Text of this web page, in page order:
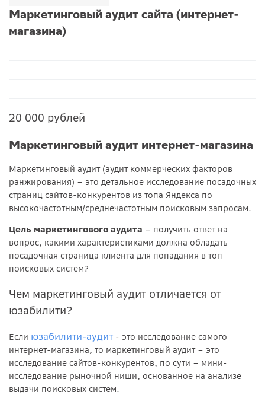
Маркетинговый аудит сайта (интернет-
магазина)
20 000 рублей
Маркетинговый аудит интернет-магазина
Маркетинговый аудит (аудит коммерческих факторов
ранжирования) – это детальное исследование посадочных
страниц сайтов-конкурентов из топа Яндекса по
высокочастотным/среднечастотным поисковым запросам.
Цель маркетингового аудита – получить ответ на
вопрос, какими характеристиками должна обладать
посадочная страница клиента для попадания в топ
поисковых систем?
Чем маркетинговый аудит отличается от
юзабилити?
Если юзабилити-аудит - это исследование самого
интернет-магазина, то маркетинговый аудит – это
исследование сайтов-конкурентов, по сути – мини-
исследование рыночной ниши, основанное на анализе
выдачи поисковых систем.